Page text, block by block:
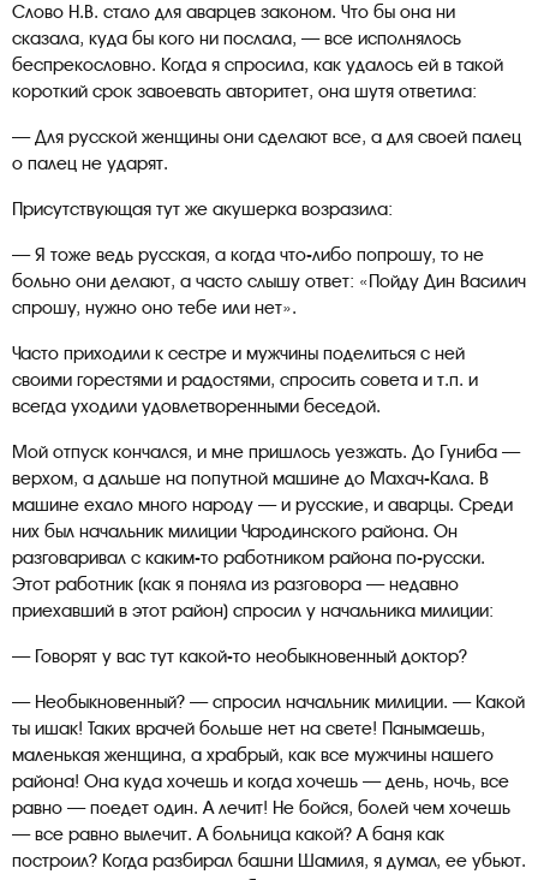
Слово Н.В. стало для аварцев законом. Что бы она ни
сказала, куда бы кого ни послала, — все исполнялось
беспрекословно. Когда я спросила, как удалось ей в такой
короткий срок завоевать авторитет, она шутя ответила:
— Для русской женщины они сделают все, а для своей палец
о палец не ударят.
Присутствующая тут же акушерка возразила:
— Я тоже ведь русская, а когда что-либо попрошу, то не
больно они делают, а часто слышу ответ: «Пойду Дин Василич
спрошу, нужно оно тебе или нет».
Часто приходили к сестре и мужчины поделиться с ней
своими горестями и радостями, спросить совета и т.п. и
всегда уходили удовлетворенными беседой.
Мой отпуск кончался, и мне пришлось уезжать. До Гуниба —
верхом, а дальше на попутной машине до Махач-Кала. В
машине ехало много народу — и русские, и аварцы. Среди
них был начальник милиции Чародинского района. Он
разговаривал с каким-то работником района по-русски.
Этот работник (как я поняла из разговора — недавно
приехавший в этот район) спросил у начальника милиции:
— Говорят у вас тут какой-то необыкновенный доктор?
— Необыкновенный? — спросил начальник милиции. — Какой
ты ишак! Таких врачей больше нет на свете! Панымаешь,
маленькая женщина, а храбрый, как все мужчины нашего
района! Она куда хочешь и когда хочешь — день, ночь, все
равно — поедет один. А лечит! Не бойся, болей чем хочешь
— все равно вылечит. А больница какой? А баня как
построил? Когда разбирал башни Шамиля, я думал, ее убьют.